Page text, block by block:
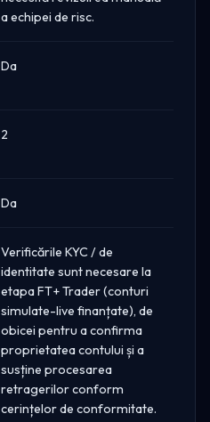
a echipei de risc.
Da
2
Da
Verificările KYC / de
identitate sunt necesare la
etapa FT+ Trader (conturi
simulate-live finanțate), de
obicei pentru a confirma
proprietatea contului și a
susține procesarea
retragerilor conform
cerințelor de conformitate.